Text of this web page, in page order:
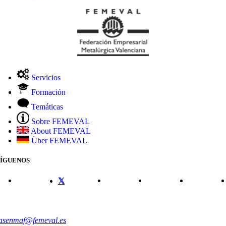
Servicios
Formación
Temáticas
Sobre FEMEVAL
About FEMEVAL
Über FEMEVAL